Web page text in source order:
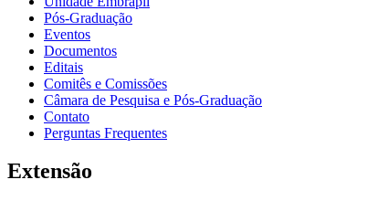
Pós-Graduação
Eventos
Documentos
Editais
Comitês e Comissões
Câmara de Pesquisa e Pós-Graduação
Contato
Perguntas Frequentes
Extensão